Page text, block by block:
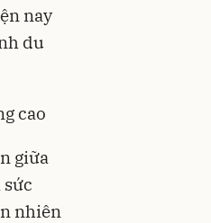
nay
du
cao
giữa
sức
nhiên